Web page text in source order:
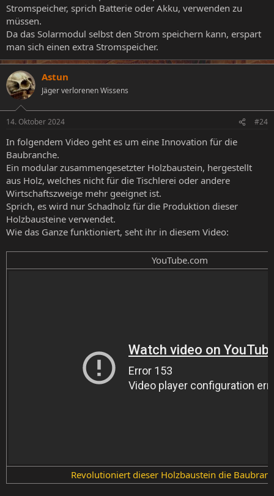
Stromspeicher, sprich Batterie oder Akku, verwenden zu
müssen.
Da das Solarmodul selbst den Strom speichern kann, erspart
man sich einen extra Stromspeicher.
Astun
Jäger verlorenen Wissens
14. Oktober 2024 #24
In folgendem Video geht es um eine Innovation für die
Baubranche.
Ein modular zusammengesetzter Holzbaustein, hergestellt
aus Holz, welches nicht für die Tischlerei oder andere
Wirtschaftszweige mehr geeignet ist.
Sprich, es wird nur Schadholz für die Produktion dieser
Holzbausteine verwendet.
Wie das Ganze funktioniert, seht ihr in diesem Video:
YouTube.com​
Revolutioniert dieser Holzbaustein die